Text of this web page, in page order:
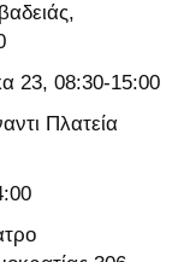
23, 08:30-15:00
Πλατεία